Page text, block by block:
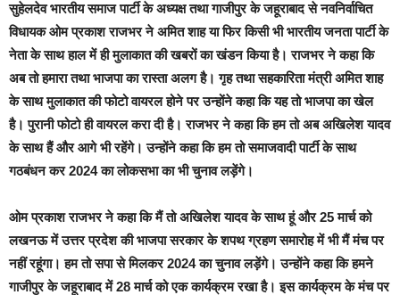
सुहेलदेव भारतीय समाज पार्टी के अध्यक्ष तथा गाजीपुर के जहूराबाद से नवनिर्वाचित
विधायक ओम प्रकाश राजभर ने अमित शाह या फिर किसी भी भारतीय जनता पार्टी के
नेता के साथ हाल में ही मुलाकात की खबरों का खंडन किया है। राजभर ने कहा कि
अब तो हमारा तथा भाजपा का रास्ता अलग है। गृह तथा सहकारिता मंत्री अमित शाह
के साथ मुलाकात की फोटो वायरल होने पर उन्होंने कहा कि यह तो भाजपा का खेल
है। पुरानी फोटो ही वायरल करा दी है। राजभर ने कहा कि हम तो अब अखिलेश यादव
के साथ हैं और आगे भी रहेंगे। उन्होंने कहा कि हम तो समाजवादी पार्टी के साथ
गठबंधन कर 2024 का लोकसभा का भी चुनाव लड़ेंगे।
ओम प्रकाश राजभर ने कहा कि मैं तो अखिलेश यादव के साथ हूं और 25 मार्च को
लखनऊ में उत्तर प्रदेश की भाजपा सरकार के शपथ ग्रहण समारोह में भी मैं मंच पर
नहीं रहूंगा। हम तो सपा से मिलकर 2024 का चुनाव लड़ेंगे। उन्होंने कहा कि हमने
गाजीपुर के जहूराबाद में 28 मार्च को एक कार्यक्रम रखा है। इस कार्यक्रम के मंच पर